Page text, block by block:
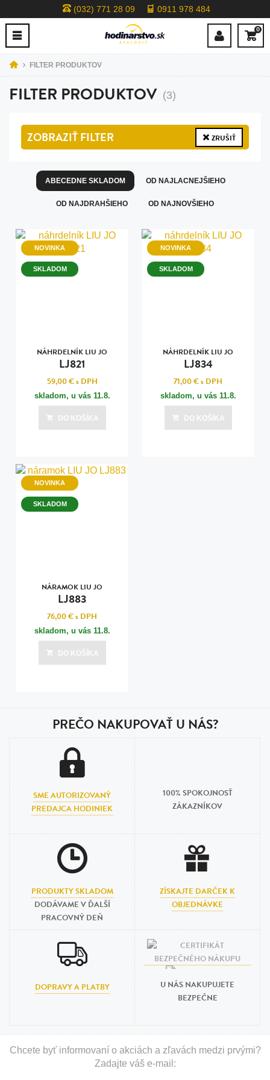
(032) 771 28 09 0911 978 484
0
FILTER PRODUKTOV
FILTER PRODUKTOV (3)
ZOBRAZIŤFILTER ZRUŠIŤ
ABECEDNE SKLADOM OD NAJLACNEJŠIEHO
OD NAJDRAHŠIEHO OD NAJNOVŠIEHO
NOVINKA
SKLADOM
NÁHRDELNÍK LIU JO
LJ821
59,00 €s DPH
skladom, u vás 11.8.
DO KOŠÍKA
NOVINKA
SKLADOM
NÁHRDELNÍK LIU JO
LJ834
71,00 €s DPH
skladom, u vás 11.8.
DO KOŠÍKA
NOVINKA
SKLADOM
NÁRAMOK LIU JO
LJ883
76,00 €s DPH
skladom, u vás 11.8.
DO KOŠÍKA
PREČO NAKUPOVAŤ U NÁS?
SME AUTORIZOVANÝ
PREDAJCA HODINIEK
100% SPOKOJNOSŤ
ZÁKAZNÍKOV
PRODUKTY SKLADOM
DODÁVAME V ĎALŠÍ
PRACOVNÝ DEŇ
ZÍSKAJTE DARČEK K
OBJEDNÁVKE
DOPRAVY A PLATBY
U NÁS NAKUPUJETE
BEZPEČNE
Chcete byť informovaní o akciách a zľavách medzi prvými?
Zadajte váš e-mail: